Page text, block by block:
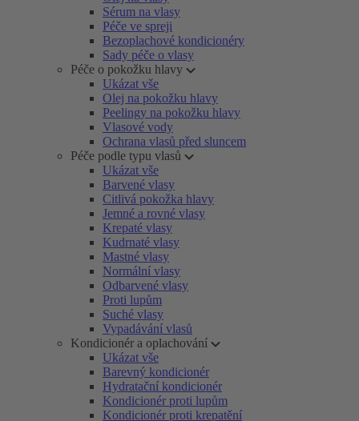
Sérum na vlasy
Péče ve spreji
Bezoplachové kondicionéry
Sady péče o vlasy
Péče o pokožku hlavy
Ukázat vše
Olej na pokožku hlavy
Peelingy na pokožku hlavy
Vlasové vody
Ochrana vlasů před sluncem
Péče podle typu vlasů
Ukázat vše
Barvené vlasy
Citlivá pokožka hlavy
Jemné a rovné vlasy
Krepaté vlasy
Kudrnaté vlasy
Mastné vlasy
Normální vlasy
Odbarvené vlasy
Proti lupům
Suché vlasy
Vypadávání vlasů
Kondicionér a oplachování
Ukázat vše
Barevný kondicionér
Hydratační kondicionér
Kondicionér proti lupům
Kondicionér proti krepatění